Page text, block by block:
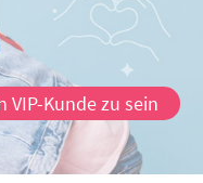
VIP-Kunde zu sein